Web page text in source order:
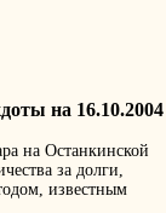
на 16.10.2004
на Останкинской
за долги,
известным